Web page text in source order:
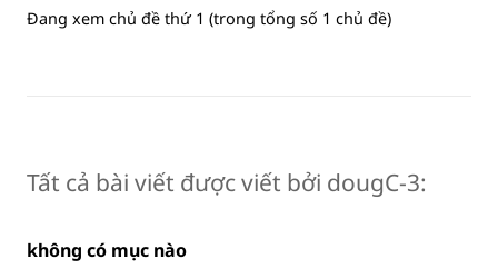
Đang xem chủ đề thứ 1 (trong tổng số 1 chủ đề)
Tất cả bài viết được viết bởi dougC-3:
không có mục nào